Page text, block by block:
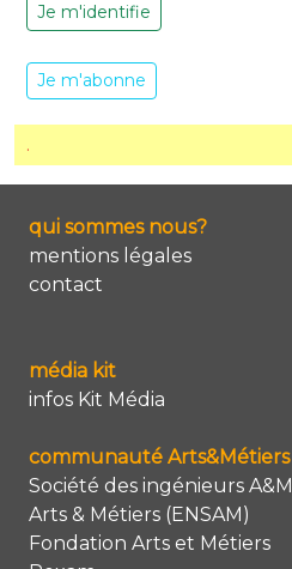
Je m'identifie
Je m'abonne
.
qui sommes nous?
mentions légales
contact
média kit
infos Kit Média
communauté Arts&Métiers
Société des ingénieurs A&M
Arts & Métiers (ENSAM)
Fondation Arts et Métiers